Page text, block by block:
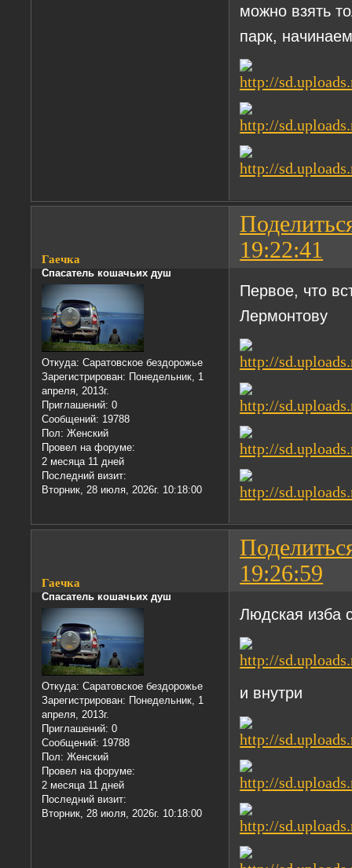
можно взять
парк,
19:22:41
Гаечка
Спасатель кошачьих душ
Откуда: Саратовское бездорожье
Зарегистрирован: Понедельник, 1
апреля, 2013г.
Приглашений: 0
Сообщений: 19788
Пол: Женский
Провел на форуме:
2 месяца 11 дней
Последний визит:
Вторник, 28 июля, 2026г. 10:18:00
Первое, что
Лермонтову
19:26:59
Гаечка
Спасатель кошачьих душ
Откуда: Саратовское бездорожье
Зарегистрирован: Понедельник, 1
апреля, 2013г.
Приглашений: 0
Сообщений: 19788
Пол: Женский
Провел на форуме:
2 месяца 11 дней
Последний визит:
Вторник, 28 июля, 2026г. 10:18:00
Людская изба
и внутри